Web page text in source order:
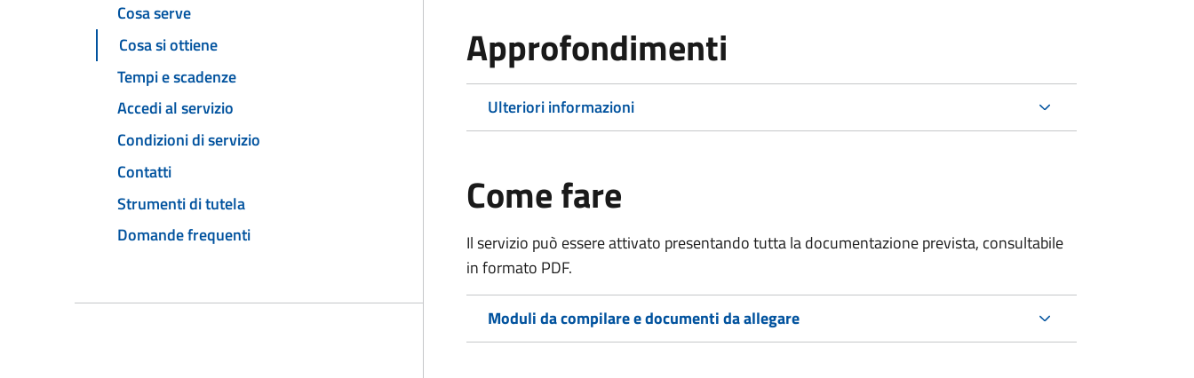
Cosa serve
Cosa si ottiene
Tempi e scadenze
Accedi al servizio
Condizioni di servizio
Contatti
Strumenti di tutela
Domande frequenti
Approfondimenti
Ulteriori informazioni
Come fare
Il servizio può essere attivato presentando tutta la documentazione prevista, consultabile
in formato PDF.
Moduli da compilare e documenti da allegare